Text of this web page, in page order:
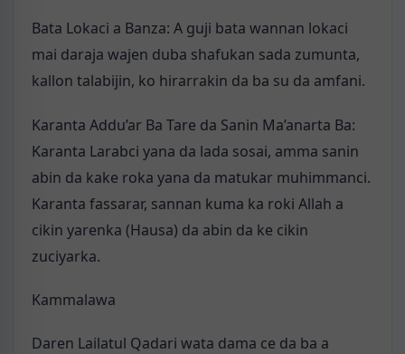
Bata Lokaci a Banza: A guji bata wannan lokaci
mai daraja wajen duba shafukan sada zumunta,
kallon talabijin, ko hirarrakin da ba su da amfani.
Karanta Addu’ar Ba Tare da Sanin Ma’anarta Ba:
Karanta Larabci yana da lada sosai, amma sanin
abin da kake roka yana da matukar muhimmanci.
Karanta fassarar, sannan kuma ka roki Allah a
cikin yarenka (Hausa) da abin da ke cikin
zuciyarka.
Kammalawa
Daren Lailatul Qadari wata dama ce da ba a